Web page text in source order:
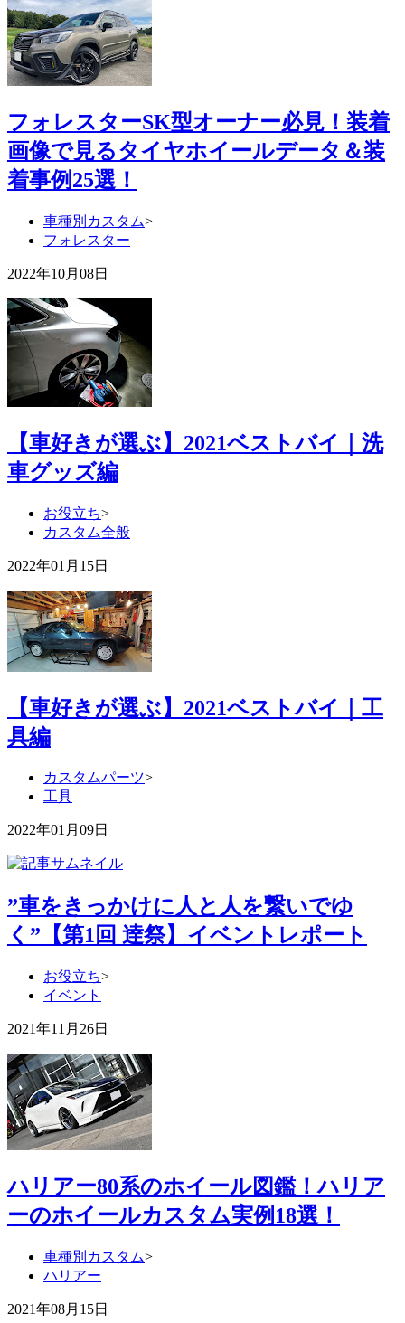
フォレスターSK型オーナー必見！装着
画像で見るタイヤホイールデータ＆装
着事例25選！
車種別カスタム>
フォレスター
2022年10月08日
【車好きが選ぶ】2021ベストバイ｜洗
車グッズ編
お役立ち>
カスタム全般
2022年01月15日
【車好きが選ぶ】2021ベストバイ｜工
具編
カスタムパーツ>
工具
2022年01月09日
”車をきっかけに人と人を繋いでゆ
く”【第1回 逹祭】イベントレポート
お役立ち>
イベント
2021年11月26日
ハリアー80系のホイール図鑑！ハリア
ーのホイールカスタム実例18選！
車種別カスタム>
ハリアー
2021年08月15日